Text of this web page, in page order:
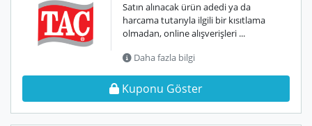
Satın alınacak ürün adedi ya da
harcama tutarıyla ilgili bir kısıtlama
olmadan, online alışverişleri ...
Daha fazla bilgi
Kuponu Göster